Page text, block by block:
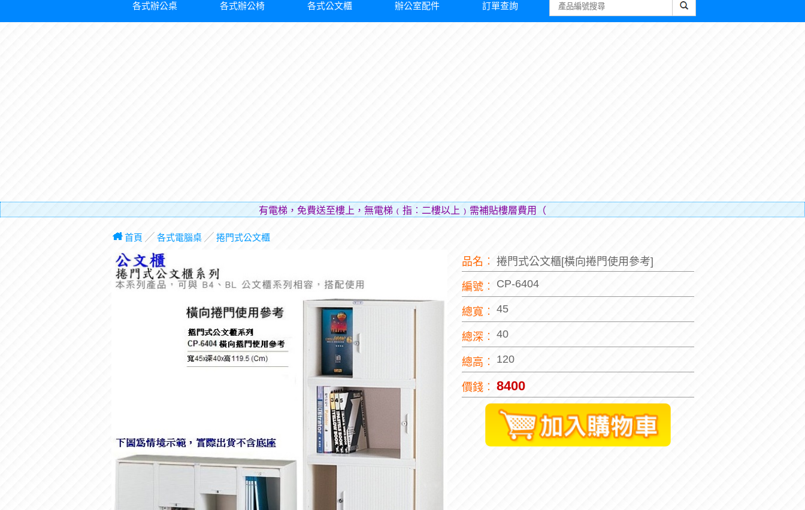
各式辦公桌 各式辦公椅 各式公文櫃 辦公室配件 訂單查詢
有電梯，免費送至樓上，無電梯﹙指︰二樓以上﹚需補貼樓層費用（貼補搬運人的辛勞）。
首頁 ╱ 各式電腦桌╱ 捲門式公文櫃
品名︰ 捲門式公文櫃[橫向捲門使用參考]
編號︰ CP-6404
總寬︰ 45
總深︰ 40
總高︰ 120
價錢︰ 8400